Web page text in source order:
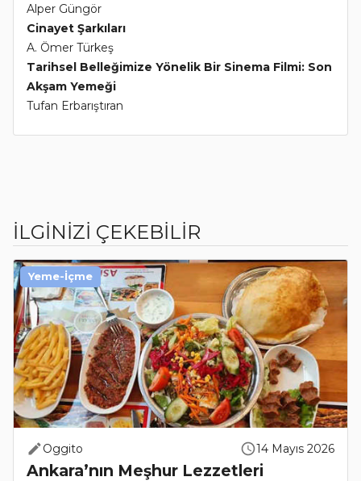
Alper Güngör
Cinayet Şarkıları
A. Ömer Türkeş
Tarihsel Belleğimize Yönelik Bir Sinema Filmi: Son
Akşam Yemeği
Tufan Erbarıştıran
İLGİNİZİ ÇEKEBİLİR
Oggito 14 Mayıs 2026
Ankara’nın Meşhur Lezzetleri
Yeme-İçme